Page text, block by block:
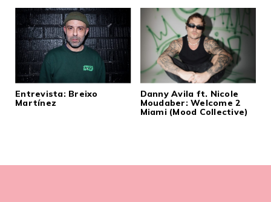
Entrevista: Breixo
Martínez
Danny Avila ft. Nicole
Moudaber: Welcome 2
Miami (Mood Collective)